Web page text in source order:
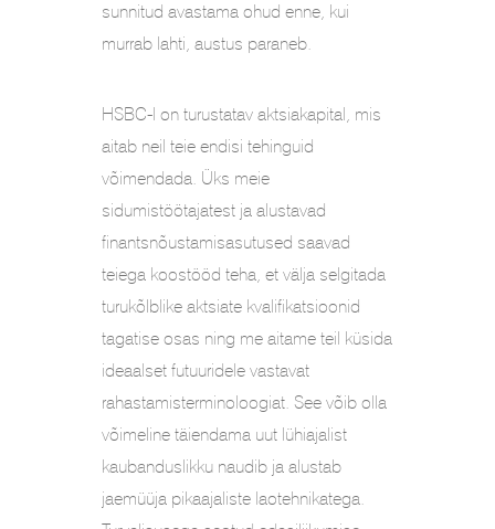
sunnitud avastama ohud enne, kui
murrab lahti, austus paraneb.
HSBC-l on turustatav aktsiakapital, mis
aitab neil teie endisi tehinguid
võimendada. Üks meie
sidumistöötajatest ja alustavad
finantsnõustamisasutused saavad
teiega koostööd teha, et välja selgitada
turukõlblike aktsiate kvalifikatsioonid
tagatise osas ning me aitame teil küsida
ideaalset futuuridele vastavat
rahastamisterminoloogiat. See võib olla
võimeline täiendama uut lühiajalist
kaubanduslikku naudib ja alustab
jaemüüja pikaajaliste laotehnikatega.